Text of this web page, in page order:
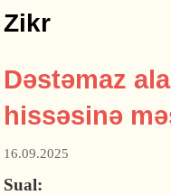
Zikr
Dəstəmaz
hissəsinə
16.09.2025
Sual: